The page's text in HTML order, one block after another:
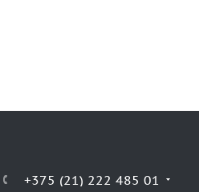
+375 (21) 222 485 01